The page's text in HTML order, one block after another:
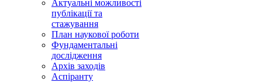
Актуальні можливості
публікації та
стажування
План наукової роботи
Фундаментальні
дослідження
Архів заходів
Аспіранту